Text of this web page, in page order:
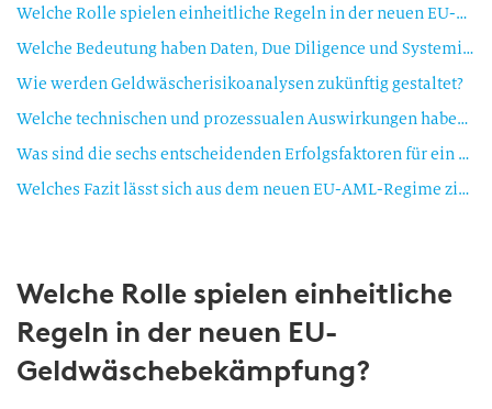
Welche Rolle spielen einheitliche Regeln in der neuen EU-Geldwäschebekämpfung?
Welche Bedeutung haben Daten, Due Diligence und Systemintegration im neuen Aufsichtsmodell?
Wie werden Geldwäscherisikoanalysen zukünftig gestaltet?
Welche technischen und prozessualen Auswirkungen haben die neuen Prüf- und Dokumentationsanforderungen für Banken?
Was sind die sechs entscheidenden Erfolgsfaktoren für ein effizientes AML Operating Model?
Welches Fazit lässt sich aus dem neuen EU-AML-Regime ziehen?
Welche Rolle spielen einheitliche
Regeln in der neuen EU-
Geldwäschebekämpfung?